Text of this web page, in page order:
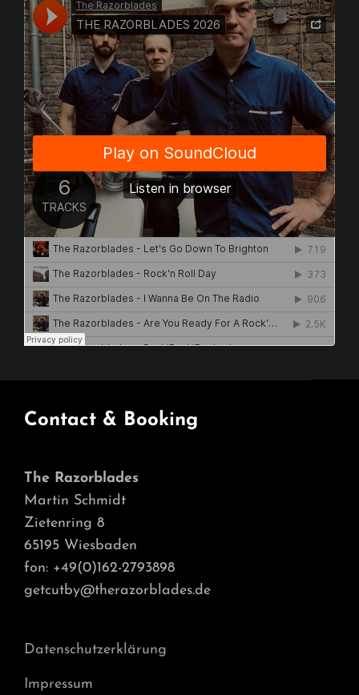
Contact & Booking
The Razorblades
Martin Schmidt
Zietenring 8
65195 Wiesbaden
fon: +49(0)162-2793898
getcutby@therazorblades.de
Datenschutzerklärung
Impressum